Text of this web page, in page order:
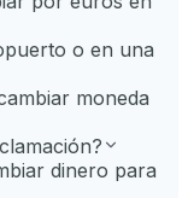
o en una
moneda
dinero para